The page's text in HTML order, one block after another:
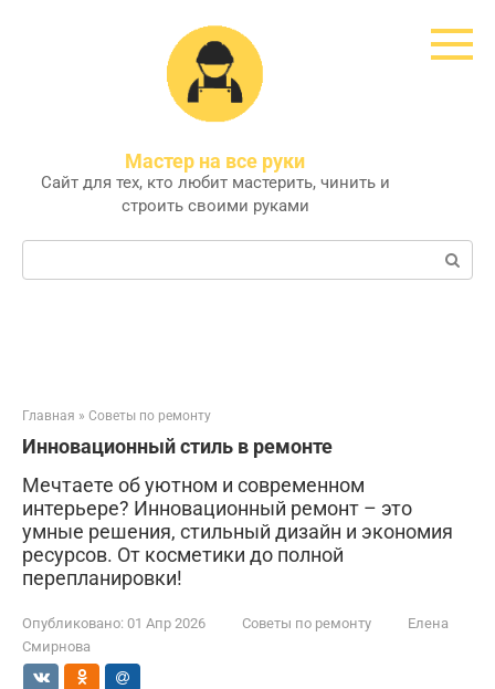
Мастер на все руки
Сайт для тех, кто любит мастерить, чинить и
строить своими руками
Поиск:
Главная » Советы по ремонту
Инновационный стиль в ремонте
Мечтаете об уютном и современном
интерьере? Инновационный ремонт – это
умные решения, стильный дизайн и экономия
ресурсов. От косметики до полной
перепланировки!
Опубликовано: 01 Апр 2026 Советы по ремонту
Елена
Смирнова